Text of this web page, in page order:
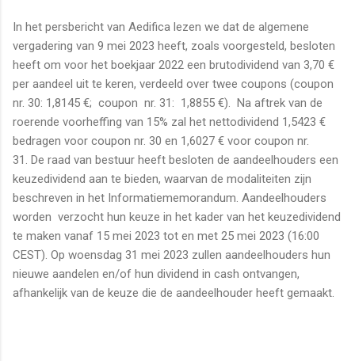
In het persbericht van Aedifica lezen we dat de algemene
vergadering van 9 mei 2023 heeft, zoals voorgesteld, besloten
heeft om voor het boekjaar 2022 een brutodividend van 3,70 €
per aandeel uit te keren, verdeeld over twee coupons (coupon
nr. 30: 1,8145 €; coupon nr. 31: 1,8855 €). Na aftrek van de
roerende voorheffing van 15% zal het nettodividend 1,5423 €
bedragen voor coupon nr. 30 en 1,6027 € voor coupon nr.
31. De raad van bestuur heeft besloten de aandeelhouders een
keuzedividend aan te bieden, waarvan de modaliteiten zijn
beschreven in het Informatiememorandum. Aandeelhouders
worden verzocht hun keuze in het kader van het keuzedividend
te maken vanaf 15 mei 2023 tot en met 25 mei 2023 (16:00
CEST). Op woensdag 31 mei 2023 zullen aandeelhouders hun
nieuwe aandelen en/of hun dividend in cash ontvangen,
afhankelijk van de keuze die de aandeelhouder heeft gemaakt.